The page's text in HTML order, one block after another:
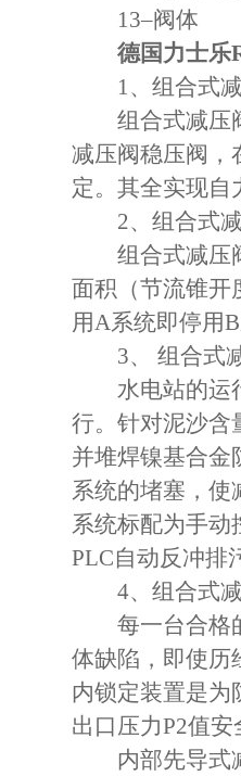
13–阀体
德国力士乐
1、组合式减
组合式减压阀
减压阀稳压阀，
定。其全实现自
2、组合式减
组合式减压阀
面积（节流锥开
用A系统即停用
3、 组合式减
水电站的运行
行。针对泥沙含
并堆焊镍基合金
系统的堵塞，
系统标配为手
PLC自动反冲排
4、组合式减
每一台合格的
体缺陷，即使历
内锁定装置是为
出口压力P2值
内部先导式减